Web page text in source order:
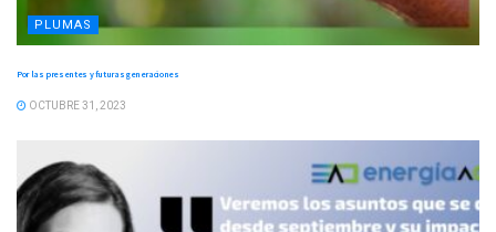
PLUMAS
Por las presentes y futuras generaciones
OCTUBRE 31, 2023